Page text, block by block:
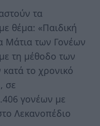
τα
θέμα: «Παιδική
Μάτια των Γονέων
τη μέθοδο των
το χρονικό
σε
γονέων με
Λεκανοπέδιο